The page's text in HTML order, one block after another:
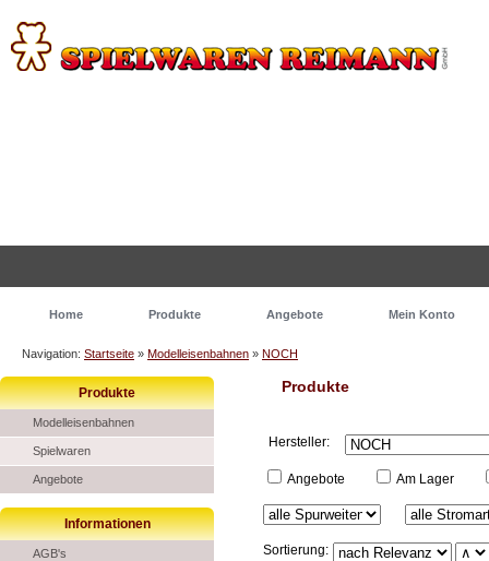
Home Produkte Angebote Mein Konto
Navigation: Startseite » Modelleisenbahnen » NOCH
Produkte
Modelleisenbahnen
Spielwaren
Angebote
Informationen
AGB's
Produkte
Hersteller:
Angebote Am Lager
Sortierung: